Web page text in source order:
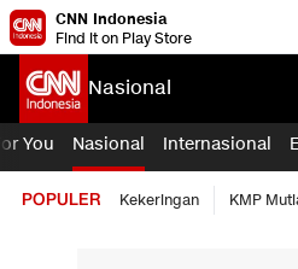
CNN Indonesia
Find it on Play Store
Nasional
You Nasional Internasional
POPULER Kekeringan KMP